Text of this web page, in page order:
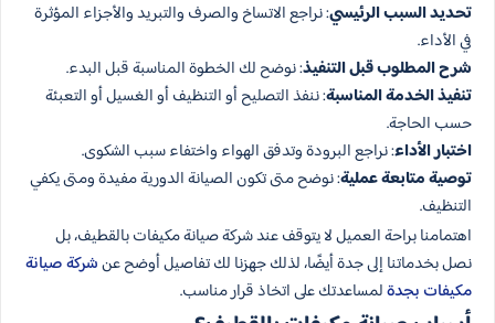
تحديد السبب الرئيسي: نراجع الاتساخ والصرف والتبريد والأجزاء المؤثرة
في الأداء.
شرح المطلوب قبل التنفيذ: نوضح لك الخطوة المناسبة قبل البدء.
تنفيذ الخدمة المناسبة: ننفذ التصليح أو التنظيف أو الغسيل أو التعبئة
حسب الحاجة.
اختبار الأداء: نراجع البرودة وتدفق الهواء واختفاء سبب الشكوى.
توصية متابعة عملية: نوضح متى تكون الصيانة الدورية مفيدة ومتى يكفي
التنظيف.
اهتمامنا براحة العميل لا يتوقف عند شركة صيانة مكيفات بالقطيف، بل
نصل بخدماتنا إلى جدة أيضًا، لذلك جهزنا لك تفاصيل أوضح عنشركة صيانة
مكيفات بجدةلمساعدتك على اتخاذ قرار مناسب.